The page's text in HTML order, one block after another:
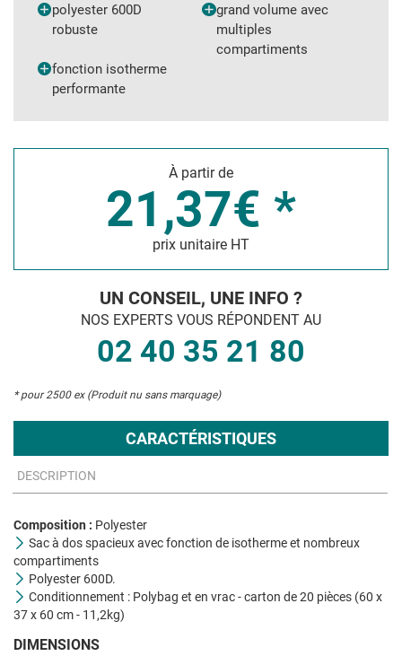
polyester 600D
robuste
grand volume avec
multiples
compartiments
fonction isotherme
performante
À partir de
21,37€ *
prix unitaire HT
UN CONSEIL, UNE INFO ?
NOS EXPERTS VOUS RÉPONDENT AU
02 40 35 21 80
* pour 2500 ex (Produit nu sans marquage)
CARACTÉRISTIQUES
DESCRIPTION
Composition : Polyester
Sac à dos spacieux avec fonction de isotherme et nombreux
compartiments
Polyester 600D.
Conditionnement : Polybag et en vrac - carton de 20 pièces (60 x
37 x 60 cm - 11,2kg)
DIMENSIONS